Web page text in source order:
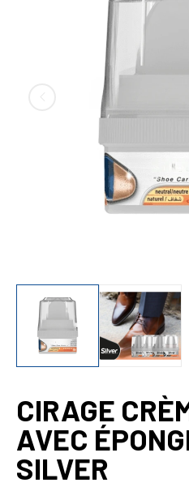
CIRAGE
AVEC
SILVER